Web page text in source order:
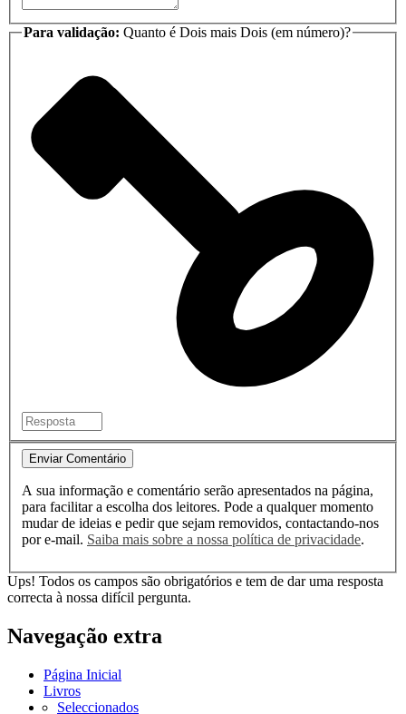
Para validação: Quanto é Dois mais Dois (em número)?
Enviar Comentário
A sua informação e comentário serão apresentados na página,
para facilitar a escolha dos leitores. Pode a qualquer momento
mudar de ideias e pedir que sejam removidos, contactando-nos
por e-mail.
Saiba mais sobre a nossa política de privacidade.
Ups! Todos os campos são obrigatórios e tem de dar uma resposta
correcta à nossa difícil pergunta.
Navegação extra
Página Inicial
Livros
Seleccionados